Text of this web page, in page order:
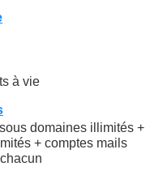
à vie
domaines illimités +
+ comptes mails